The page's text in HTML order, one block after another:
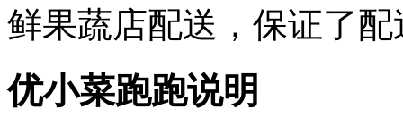
鲜果蔬店配送，保证了
优小菜跑跑说明